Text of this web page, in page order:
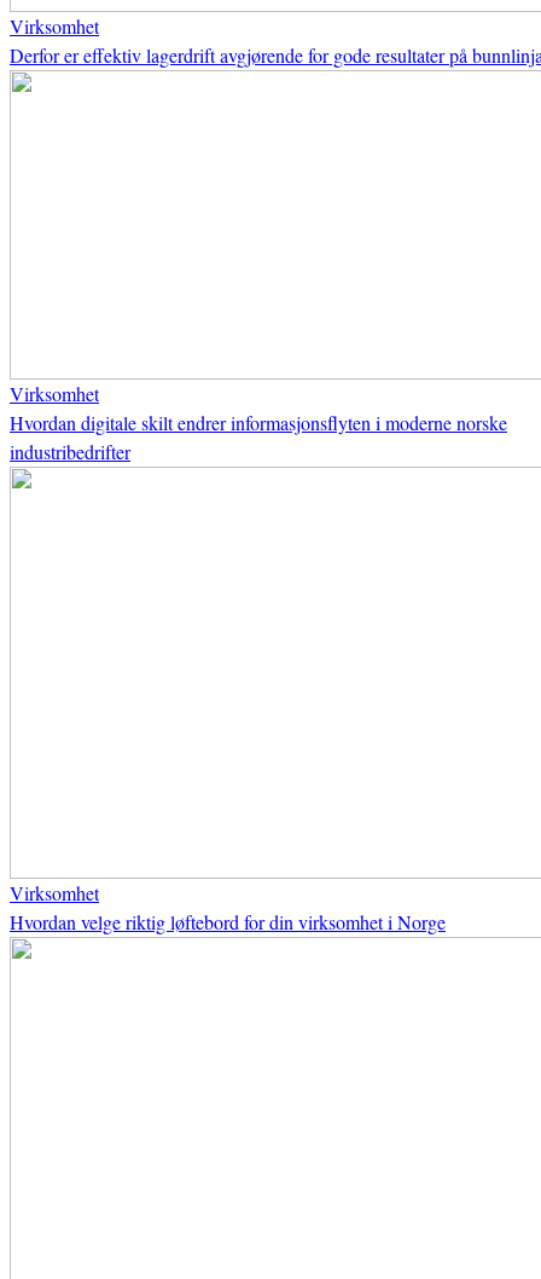
Virksomhet
Derfor er effektiv lagerdrift avgjørende for gode resultater på
Virksomhet
Hvordan digitale skilt endrer informasjonsflyten i moderne norske
industribedrifter
Virksomhet
Hvordan velge riktig løftebord for din virksomhet i Norge